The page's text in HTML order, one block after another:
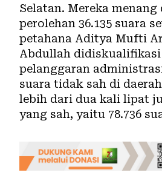
Selatan. Mereka menang
perolehan 36.135 suara
petahana Aditya Mufti
Abdullah
pelanggaran
suara tidak sah di
lebih dari dua kali lipat
yang sah, yaitu 78.736